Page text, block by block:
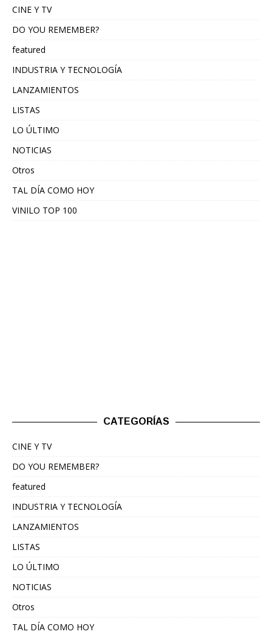
CINE Y TV
DO YOU REMEMBER?
featured
INDUSTRIA Y TECNOLOGÍA
LANZAMIENTOS
LISTAS
LO ÚLTIMO
NOTICIAS
Otros
TAL DÍA COMO HOY
VINILO TOP 100
CATEGORÍAS
CINE Y TV
DO YOU REMEMBER?
featured
INDUSTRIA Y TECNOLOGÍA
LANZAMIENTOS
LISTAS
LO ÚLTIMO
NOTICIAS
Otros
TAL DÍA COMO HOY